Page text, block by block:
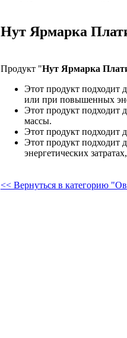
Нут Ярмарка
Продукт "Нут Ярмарка
Этот продукт подходит
или при повышенных
Этот продукт подходит
массы.
Этот продукт подходит
Этот продукт подходит
энергетических
<< Вернуться в категорию